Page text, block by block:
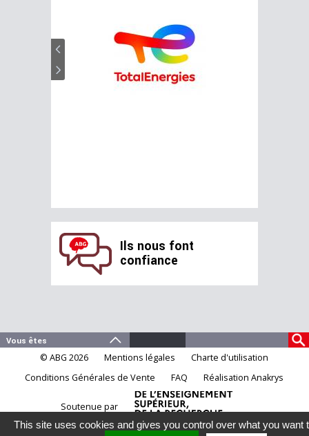
Ils nous font
confiance
© ABG 2026 Mentions légales
Charte d'utilisation
Conditions Générales de Vente
FAQ Réalisation Anakrys
Soutenue par
This site uses cookies and gives you control over what you want